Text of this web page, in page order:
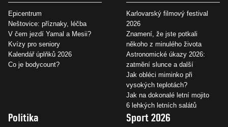
Epicentrum
Neštovice: příznaky, léčba
V čem jezdí Yamal a Mesii?
Kvízy pro seniory
Kalendář úplňků 2026
Co je bodycount?
Karlovarský filmový festival
2026
Znamení, že jste potkali
někoho z minulého života
Astronomické úkazy 2026:
zatmění slunce a další
Jak obléci miminko při
vysokých teplotách?
Jak na dokonalé letní mojito
6 lehkých letních salátů
Politika Sport 2026